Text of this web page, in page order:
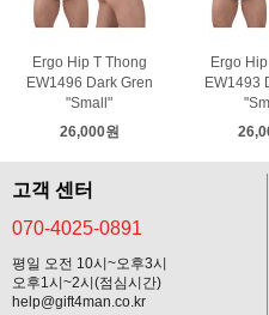
Ergo Hip T Thong
EW1496 Dark Gren
"Small"
26,000원
Ergo
EW1493
고객 센터
070-4025-0891
평일 오전 10시~오후3시
오후1시~2시(점심시간)
help@gift4man.co.kr